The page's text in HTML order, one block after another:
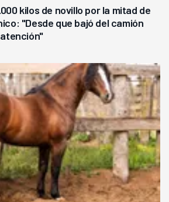
kilos de novillo por la mitad de
"Desde que bajó del camión